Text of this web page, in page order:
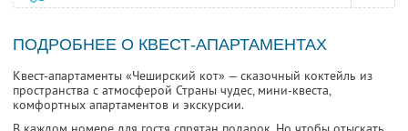
ПОДРОБНЕЕ О КВЕСТ-АПАРТАМЕНТАХ
Квест-апартаменты «Чеширский кот» — сказочный коктейль из
пространства с атмосферой Страны чудес, мини-квеста,
комфортных апартаментов и экскурсии.